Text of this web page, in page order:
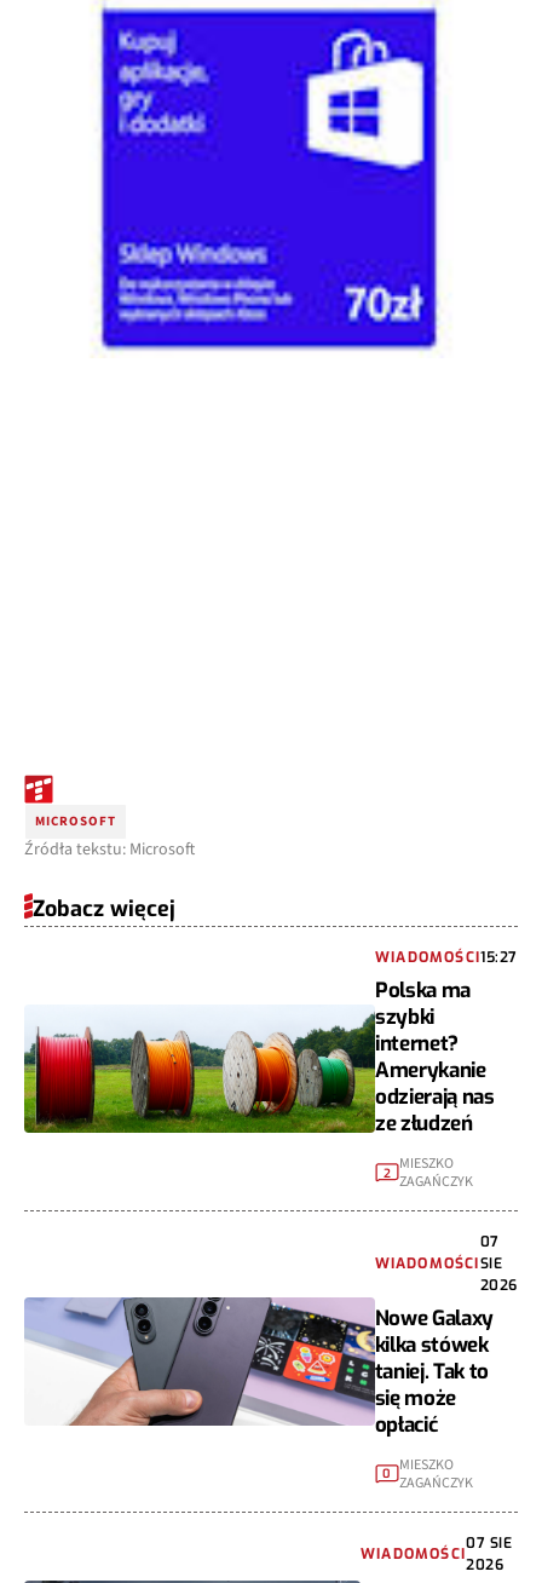
MICROSOFT
Źródła tekstu: Microsoft
Zobacz więcej
WIADOMOŚCI15:27
Polska ma
szybki
internet?
Amerykanie
odzierają nas
ze złudzeń
2
MIESZKO
ZAGAŃCZYK
WIADOMOŚCI
07
SIE
2026
Nowe Galaxy
kilka stówek
taniej. Tak to
się może
opłacić
0 MIESZKO
ZAGAŃCZYK
WIADOMOŚCI
07 SIE
2026